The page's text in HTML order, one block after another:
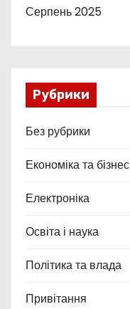
Серпень 2025
Рубрики
Без рубрики
Економіка та бізнес
Електроніка
Освіта і наука
Політика та влада
Привітання